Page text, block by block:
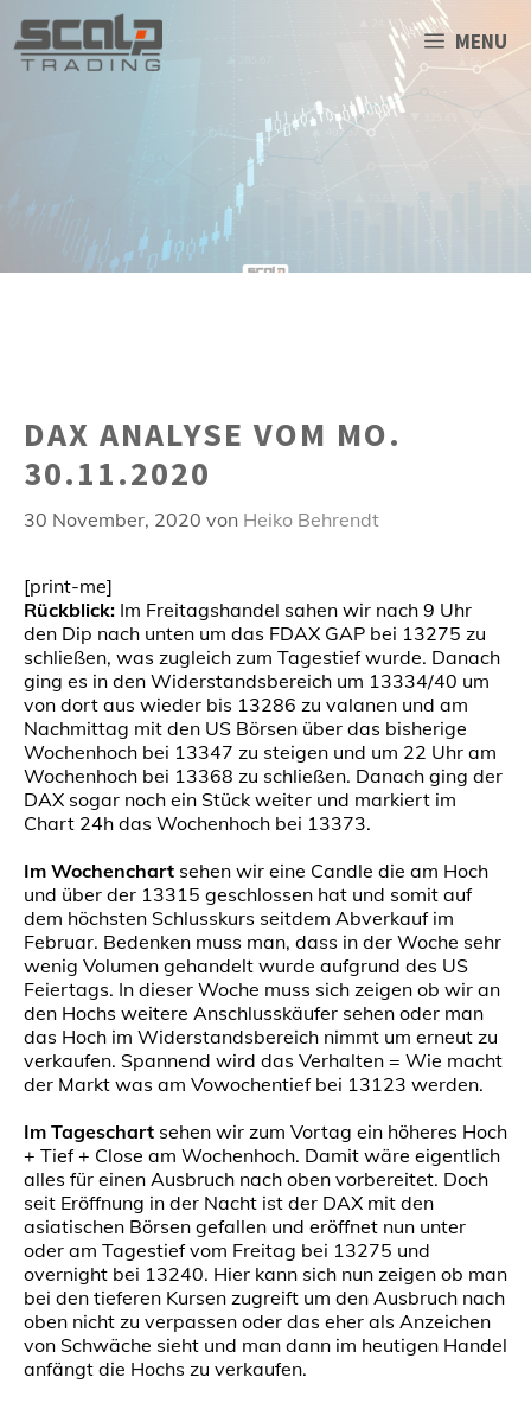
Inhalt
springen
MENU
DAX ANALYSE VOM MO.
30.11.2020
30 November, 2020 von Heiko Behrendt
[print-me]
Rückblick: Im Freitagshandel sahen wir nach 9 Uhr
den Dip nach unten um das FDAX GAP bei 13275 zu
schließen, was zugleich zum Tagestief wurde. Danach
ging es in den Widerstandsbereich um 13334/40 um
von dort aus wieder bis 13286 zu valanen und am
Nachmittag mit den US Börsen über das bisherige
Wochenhoch bei 13347 zu steigen und um 22 Uhr am
Wochenhoch bei 13368 zu schließen. Danach ging der
DAX sogar noch ein Stück weiter und markiert im
Chart 24h das Wochenhoch bei 13373.
Im Wochenchart sehen wir eine Candle die am Hoch
und über der 13315 geschlossen hat und somit auf
dem höchsten Schlusskurs seitdem Abverkauf im
Februar. Bedenken muss man, dass in der Woche sehr
wenig Volumen gehandelt wurde aufgrund des US
Feiertags. In dieser Woche muss sich zeigen ob wir an
den Hochs weitere Anschlusskäufer sehen oder man
das Hoch im Widerstandsbereich nimmt um erneut zu
verkaufen. Spannend wird das Verhalten = Wie macht
der Markt was am Vowochentief bei 13123 werden.
Im Tageschart sehen wir zum Vortag ein höheres Hoch
+ Tief + Close am Wochenhoch. Damit wäre eigentlich
alles für einen Ausbruch nach oben vorbereitet. Doch
seit Eröffnung in der Nacht ist der DAX mit den
asiatischen Börsen gefallen und eröffnet nun unter
oder am Tagestief vom Freitag bei 13275 und
overnight bei 13240. Hier kann sich nun zeigen ob man
bei den tieferen Kursen zugreift um den Ausbruch nach
oben nicht zu verpassen oder das eher als Anzeichen
von Schwäche sieht und man dann im heutigen Handel
anfängt die Hochs zu verkaufen.